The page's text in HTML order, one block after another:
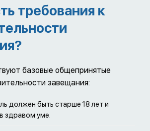
требования к
базовые общепринятые
завещания:
должен быть старше 18 лет и
здравом уме.